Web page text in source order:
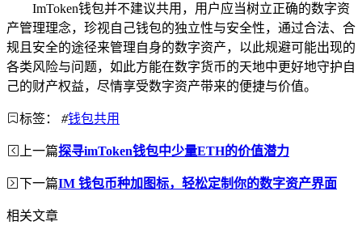
ImToken钱包并不建议共用，用户应当树立正确的数字资
产管理理念，珍视自己钱包的独立性与安全性，通过合法、合
规且安全的途径来管理自身的数字资产，以此规避可能出现的
各类风险与问题，如此方能在数字货币的天地中更好地守护自
己的财产权益，尽情享受数字资产带来的便捷与价值。
标签： #钱包共用
上一篇探寻imToken钱包中少量ETH的价值潜力
下一篇IM 钱包币种加图标，轻松定制你的数字资产界面
相关文章